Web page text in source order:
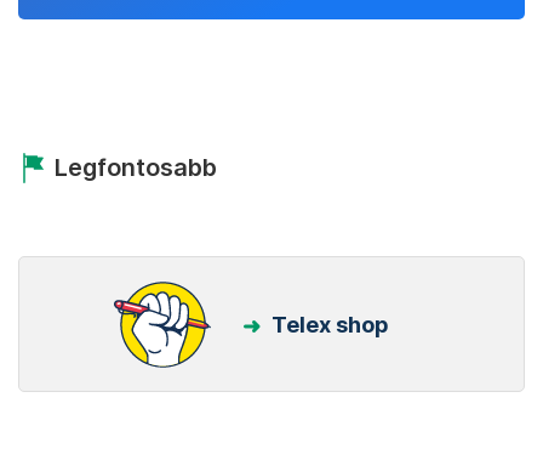
Legfontosabb
Telex shop